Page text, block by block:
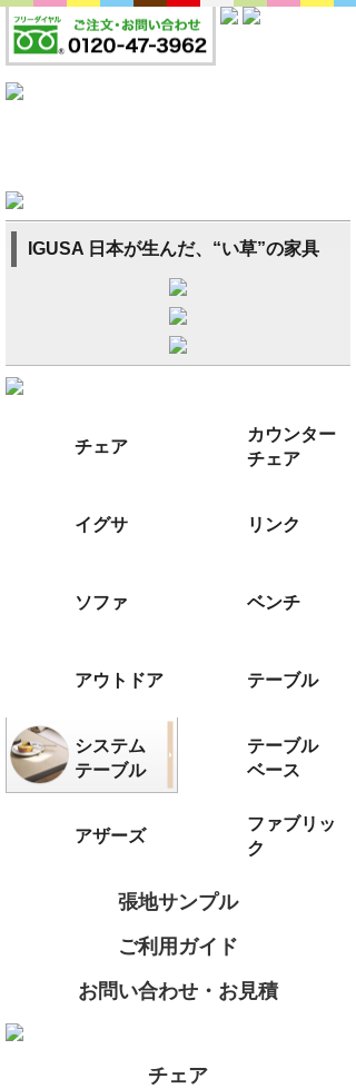
IGUSA 日本が生んだ、“い草”の家具
チェア
カウンター
チェア
イグサ リンク
ソファ ベンチ
アウトドア テーブル
システム
テーブル
テーブル
ベース
アザーズ
ファブリッ
ク
張地サンプル
ご利用ガイド
お問い合わせ・お見積
チェア